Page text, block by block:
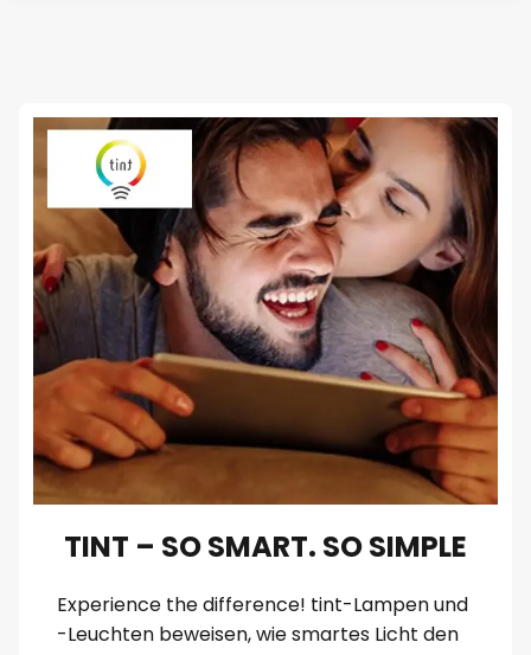
TINT – SO SMART. SO SIMPLE
Experience the difference! tint-Lampen und
-Leuchten beweisen, wie smartes Licht den